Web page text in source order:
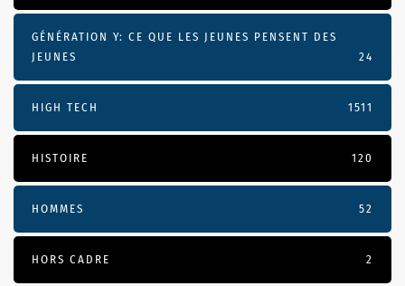
GÉNÉRATION Y: CE QUE LES JEUNES PENSENT DES
JEUNES
24
HIGH TECH 1511
HISTOIRE 120
HOMMES 52
HORS CADRE 2